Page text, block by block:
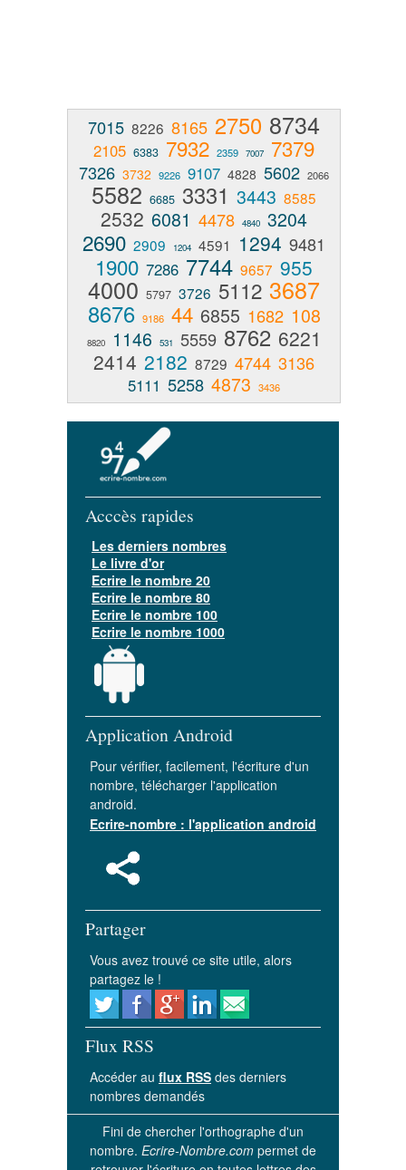
7015 8226 8165 2750 8734
2105 6383 7932 2359 7007 7379
7326 3732 9226 9107 4828 5602 2066
5582 6685 3331 3443 8585
2532 6081 4478 4840 3204
2690 2909 1204 4591 1294 9481
1900 7286 7744 9657 955
4000 5797 3726 5112 3687
8676 9186 44 6855 1682 108
8820 1146 531 5559 8762 6221
2414 2182 8729 4744 3136
5111 5258 4873 3436
Acccès rapides
Les derniers nombres
Le livre d'or
Ecrire le nombre 20
Ecrire le nombre 80
Ecrire le nombre 100
Ecrire le nombre 1000
Application Android
Pour vérifier, facilement, l'écriture d'un
nombre, télécharger l'application
android.
Ecrire-nombre : l'application android
Partager
Vous avez trouvé ce site utile, alors
partagez le !
Flux RSS
Accéder au flux RSS des derniers
nombres demandés
Fini de chercher l'orthographe d'un
nombre. Ecrire-Nombre.com permet de